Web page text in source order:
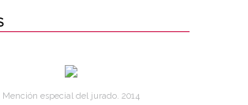
Mención especial del jurado. 2014